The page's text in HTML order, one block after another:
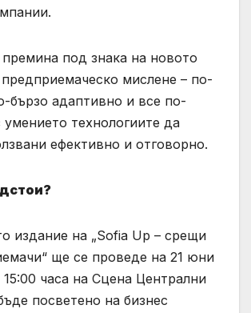
под знака на новото
мислене – по-
бързо адаптивно и все по-
умението технологиите да
ефективно и отговорно.
издание на „Sofia Up – срещи
ще се проведе на 21 юни
15:00 часа на Сцена Централни
посветено на бизнес